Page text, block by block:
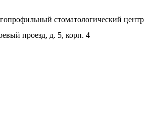
стоматологический центр
проезд, д. 5, корп. 4